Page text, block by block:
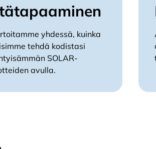
yhdessä, kuinka
tehdä kodistasi
SOLAR-
avulla.